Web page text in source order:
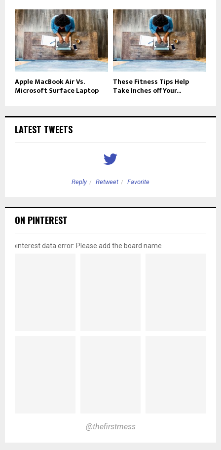
Apple MacBook Air Vs.
Microsoft Surface Laptop
These Fitness Tips Help
Take Inches off Your...
LATEST TWEETS
Reply Retweet Favorite
ON PINTEREST
pinterest data error: Please add the board name
@thefirstmess